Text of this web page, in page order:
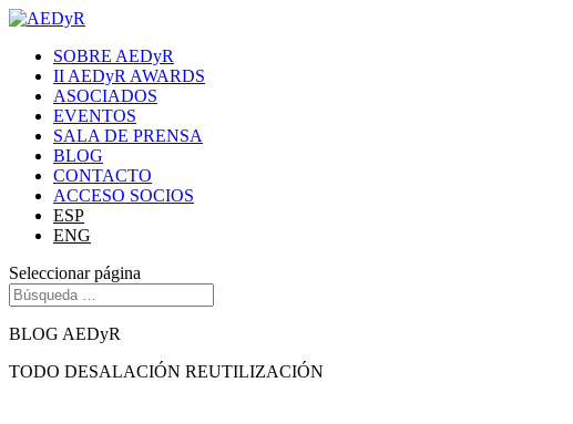
SOBRE AEDyR
II AEDyR AWARDS
ASOCIADOS
EVENTOS
SALA DE PRENSA
BLOG
CONTACTO
ACCESO SOCIOS
ESP
ENG
Seleccionar página
BLOG AEDyR
TODO DESALACIÓN REUTILIZACIÓN